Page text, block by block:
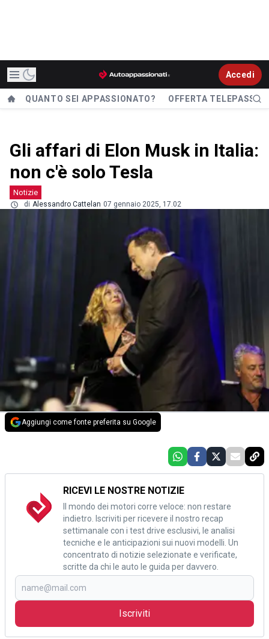
Accedi
QUANTO SEI APPASSIONATO? OFFERTA TELEPASS
Gli affari di Elon Musk in Italia:
non c'è solo Tesla
Notizie
di Alessandro Cattelan 07 gennaio 2025, 17.02
Aggiungi come fonte preferita su Google
RICEVI LE NOSTRE NOTIZIE
Il mondo dei motori corre veloce: non restare
indietro. Iscriviti per ricevere il nostro recap
settimanale con i test drive esclusivi, le analisi
tecniche e le anticipazioni sui nuovi modelli. Un
concentrato di notizie selezionate e verificate,
scritte da chi le auto le guida per davvero.
Iscriviti